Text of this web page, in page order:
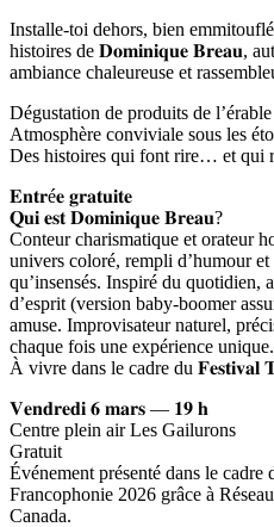
Installe-toi dehors, bien
histoires de 𝐃𝐨𝐦𝐢𝐧𝐢𝐪𝐮𝐞 𝐁𝐫𝐞𝐚𝐮,
ambiance chaleureuse et
Dégustation de produits de l’érable
Atmosphère conviviale sous les
Des histoires qui font rire… et qui
𝐄𝐧𝐭𝐫é𝐞 𝐠𝐫𝐚𝐭𝐮𝐢𝐭𝐞
𝐐𝐮𝐢 𝐞𝐬𝐭 𝐃𝐨𝐦𝐢𝐧𝐢𝐪𝐮𝐞 𝐁𝐫𝐞𝐚𝐮?
Conteur charismatique et orateur
univers coloré, rempli d’humour
qu’insensés. Inspiré du quotidien,
d’esprit (version baby-boomer
amuse. Improvisateur naturel,
chaque fois une expérience unique.
À vivre dans le cadre du 𝐅𝐞𝐬𝐭𝐢𝐯𝐚𝐥
𝐕𝐞𝐧𝐝𝐫𝐞𝐝𝐢 𝟔 𝐦𝐚𝐫𝐬 — 𝟏𝟗 𝐡
Centre plein air Les Gailurons
Gratuit
Événement présenté dans le cadre
Francophonie 2026 grâce à
Canada.